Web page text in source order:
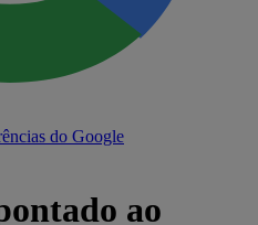
do Google
ao